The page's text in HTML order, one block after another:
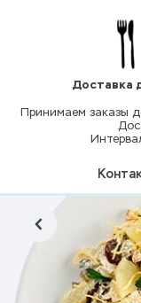
Доставка
Принимаем заказы